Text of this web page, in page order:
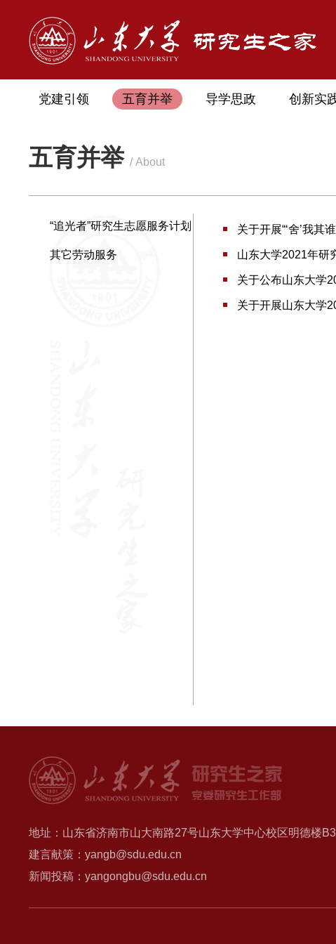
党建引领 五育并举 导学思政 创新实
五育并举 / About
“追光者”研究生志愿服务计划
其它劳动服务
关于开展“‘舍’我其
山东大学2021年研
关于公布山东大学
关于开展山东大学
地址：山东省济南市山大南路27号山东大学中心校区明德楼
建言献策：yangb@sdu.edu.cn
新闻投稿：yangongbu@sdu.edu.cn